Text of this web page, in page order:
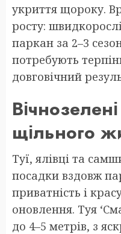
укриття щороку.
росту:
паркан за 2–3
потребують
довговічний
щільного
Туї, ялівці та
посадки вздовж
приватність і
оновлення. Туя
до 4–5 метрів, з